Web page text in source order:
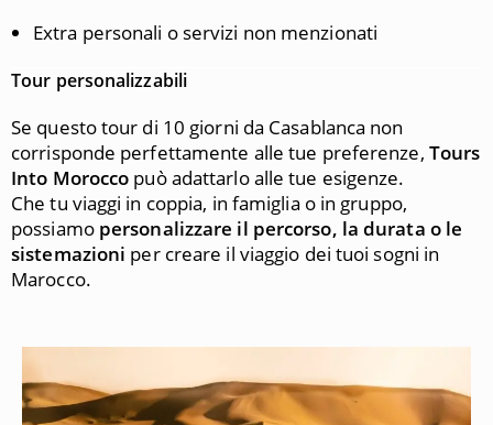
Extra personali o servizi non menzionati
Tour personalizzabili
Se questo tour di 10 giorni da Casablanca non
corrisponde perfettamente alle tue preferenze, Tours
Into Morocco può adattarlo alle tue esigenze.
Che tu viaggi in coppia, in famiglia o in gruppo,
possiamo personalizzare il percorso, la durata o le
sistemazioni per creare il viaggio dei tuoi sogni in
Marocco.